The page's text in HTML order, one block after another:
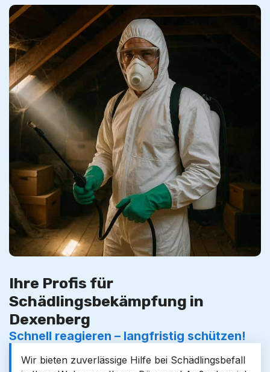
Ihre Profis für
Schädlingsbekämpfung in
Dexenberg
Schnell reagieren – langfristig schützen!
Wir bieten zuverlässige Hilfe bei Schädlingsbefall